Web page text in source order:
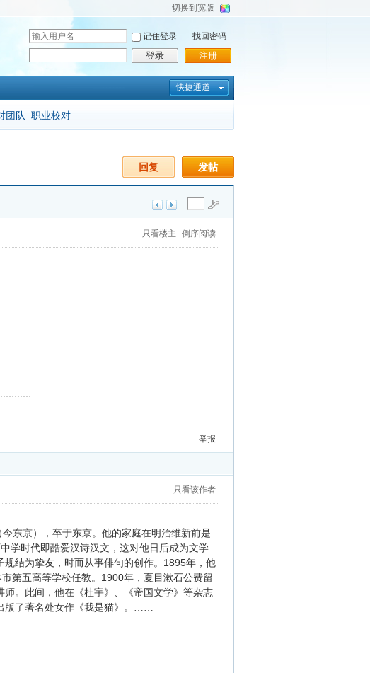
切换到宽版
用
户
名
记住登录
登录
找回密码
注册
快捷通道
团队 职业校对
发帖
回复
只看楼主 倒序阅读
举报
只看该作者
东京），卒于东京。他的家庭在明治维新前是
学时代即酷爱汉诗汉文，这对他日后成为文学
结为挚友，时而从事俳句的创作。 1895年，他
第五高等学校任教。 1900年，夏目漱石公费留
。此间，他在《杜宇》、《帝国文学》等杂志
版了著名处女作《我是猫》。……